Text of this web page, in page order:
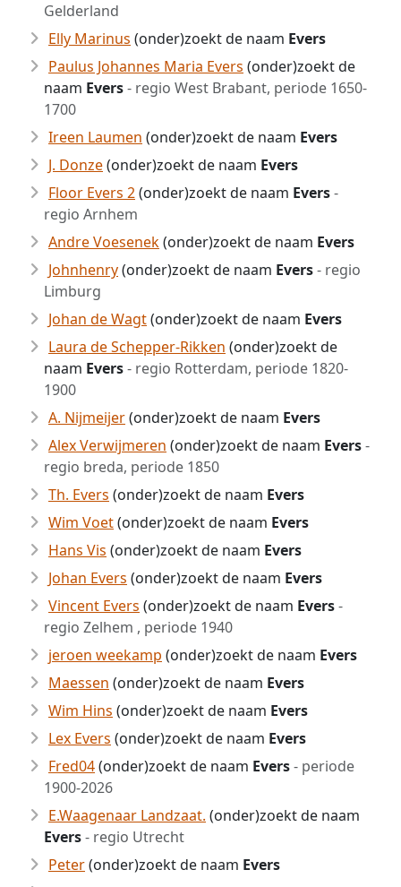
Gelderland
Elly Marinus (onder)zoekt de naam Evers
Paulus Johannes Maria Evers (onder)zoekt de
naam Evers- regio West Brabant, periode 1650-
1700
Ireen Laumen (onder)zoekt de naam Evers
J. Donze(onder)zoekt de naam Evers
Floor Evers 2(onder)zoekt de naam Evers-
regio Arnhem
Andre Voesenek(onder)zoekt de naam Evers
Johnhenry(onder)zoekt de naam Evers- regio
Limburg
Johan de Wagt(onder)zoekt de naam Evers
Laura de Schepper-Rikken (onder)zoekt de
naam Evers- regio Rotterdam, periode 1820-
1900
A. Nijmeijer(onder)zoekt de naam Evers
Alex Verwijmeren (onder)zoekt de naam Evers-
regio breda, periode 1850
Th. Evers (onder)zoekt de naam Evers
Wim Voet(onder)zoekt de naam Evers
Hans Vis (onder)zoekt de naam Evers
Johan Evers (onder)zoekt de naam Evers
Vincent Evers (onder)zoekt de naam Evers-
regio Zelhem , periode 1940
jeroen weekamp (onder)zoekt de naam Evers
Maessen (onder)zoekt de naam Evers
Wim Hins (onder)zoekt de naam Evers
Lex Evers (onder)zoekt de naam Evers
Fred04(onder)zoekt de naam Evers- periode
1900-2026
E.Waagenaar Landzaat. (onder)zoekt de naam
Evers- regio Utrecht
Peter(onder)zoekt de naam Evers